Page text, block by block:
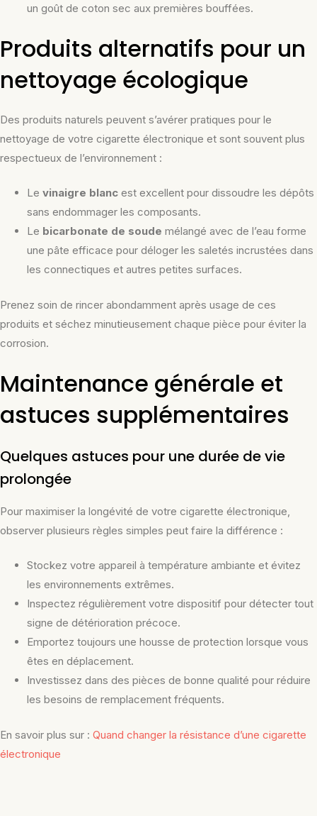
un goût de coton sec aux premières bouffées.
Produits alternatifs pour un
nettoyage écologique
Des produits naturels peuvent s’avérer pratiques pour le
nettoyage de votre cigarette électronique et sont souvent plus
respectueux de l’environnement :
Le vinaigre blancest excellent pour dissoudre les dépôts
sans endommager les composants.
Le bicarbonate de soude mélangé avec de l’eau forme
une pâte efficace pour déloger les saletés incrustées dans
les connectiques et autres petites surfaces.
Prenez soin de rincer abondamment après usage de ces
produits et séchez minutieusement chaque pièce pour éviter la
corrosion.
Maintenance générale et
astuces supplémentaires
Quelques astuces pour une durée de vie
prolongée
Pour maximiser la longévité de votre cigarette électronique,
observer plusieurs règles simples peut faire la différence :
Stockez votre appareil à température ambiante et évitez
les environnements extrêmes.
Inspectez régulièrement votre dispositif pour détecter tout
signe de détérioration précoce.
Emportez toujours une housse de protection lorsque vous
êtes en déplacement.
Investissez dans des pièces de bonne qualité pour réduire
les besoins de remplacement fréquents.
En savoir plus sur : Quand changer la résistance d’une cigarette
électronique